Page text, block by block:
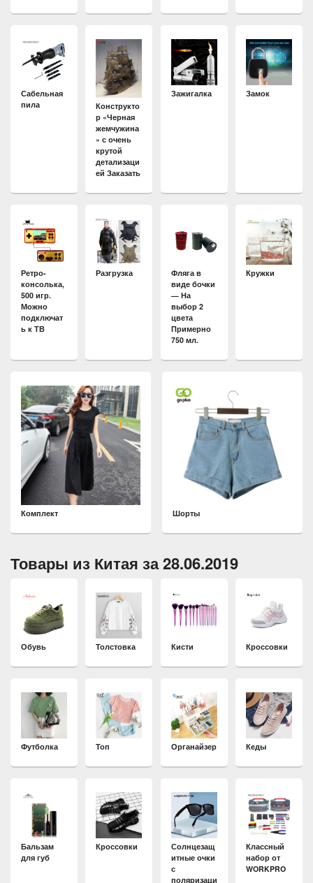
Сабельная
пила
Конструкто
р «Черная
жемчужина
» с очень
крутой
детализаци
ей Заказать
Зажигалка Замок
Ретро-
консолька,
500 игр.
Можно
подключат
ь к ТВ
Разгрузка
Фляга в
виде бочки
— На
выбор 2
цвета
Примерно
750 мл.
Кружки
Комплект Шорты
Товары из Китая за 28.06.2019
Обувь Толстовка Кисти Кроссовки
Футболка Топ Органайзер Кеды
Бальзам
для губ
Кроссовки
Солнцезащ
итные очки
с
поляризаци
Классный
набор от
WORKPRO